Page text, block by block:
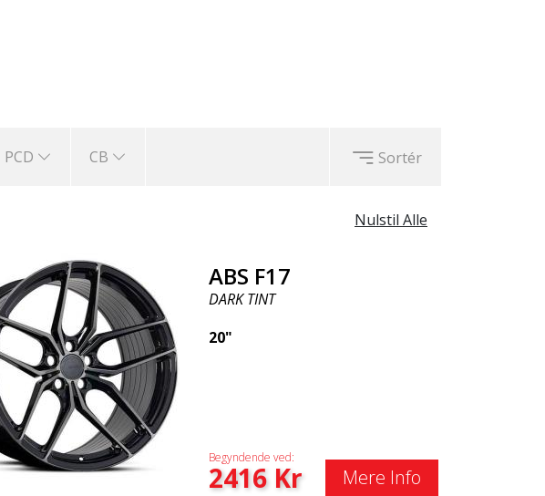
PCD CB Sortér
Nulstil Alle
ABS F17
DARK TINT
20"
Begyndende ved:
2416Kr Mere Info